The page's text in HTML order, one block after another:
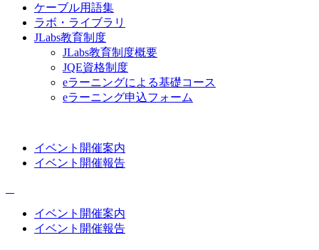
ケーブル用語集
ラボ・ライブラリ
JLabs教育制度
JLabs教育制度概要
JQE資格制度
eラーニングによる基礎コース
eラーニング申込フォーム
イベント開催案内
イベント開催報告
イベント開催案内
イベント開催報告